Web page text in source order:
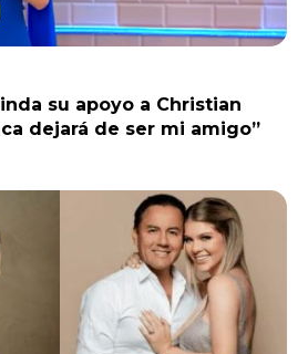
su apoyo a Christian
dejará de ser mi amigo”